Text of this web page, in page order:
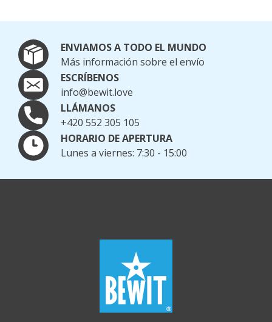
ENVIAMOS A TODO EL MUNDO
Más información sobre el envío
ESCRÍBENOS
info@bewit.love
LLÁMANOS
+420 552 305 105
HORARIO DE APERTURA
Lunes a viernes: 7:30 - 15:00